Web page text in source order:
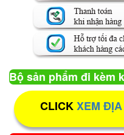
Bộ sản phẩm đi kèm
CLICKXEM